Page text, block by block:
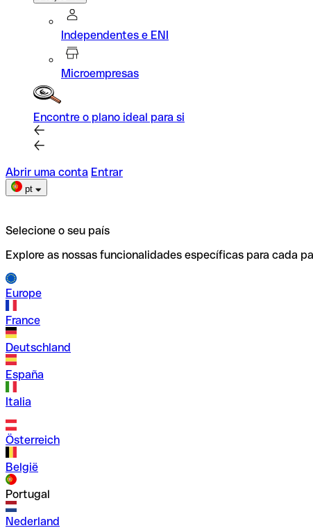
Independentes e ENI
Microempresas
Encontre o plano ideal para si
Abrir uma conta Entrar
pt
Selecione o seu país
Explore as nossas funcionalidades específicas para cada
Europe
France
Deutschland
España
Italia
Österreich
België
Portugal
Nederland